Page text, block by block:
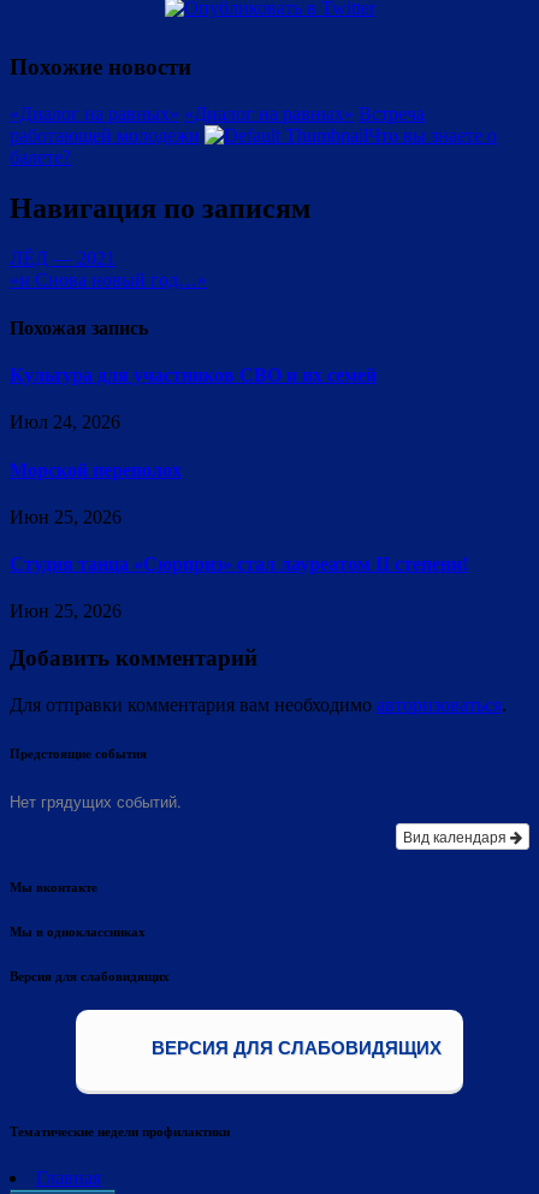
Похожие новости
«Диалог на равных» «Диалог на равных» Встреча
работающей молодежи
Что вы знаете о
балете?
Навигация по записям
ЛЁД — 2021
«и Снова новый год…»
Похожая запись
Культура для участников СВО и их семей
Июл 24, 2026
Морской переполох
Июн 25, 2026
Студия танца «Сюрприз» стал лауреатом II степени!
Июн 25, 2026
Добавить комментарий
Для отправки комментария вам необходимо авторизоваться.
Предстоящие события
Нет грядущих событий.
Вид календаря
Мы вконтакте
Мы в одноклассниках
Версия для слабовидящих
ВЕРСИЯ ДЛЯ СЛАБОВИДЯЩИХ
Тематические недели профилактики
Главная